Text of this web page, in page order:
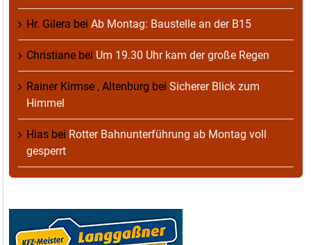
Hr. Gilera bei Ab Montag: Baustelle an der B15
Christiane bei Um 19.30 Uhr kam der große Regen
Rainer Kirmse , Altenburg bei Sicherer Blick zum
Himmel
Hias bei Rotter Bahnunterführung ab Montag voll
gesperrt